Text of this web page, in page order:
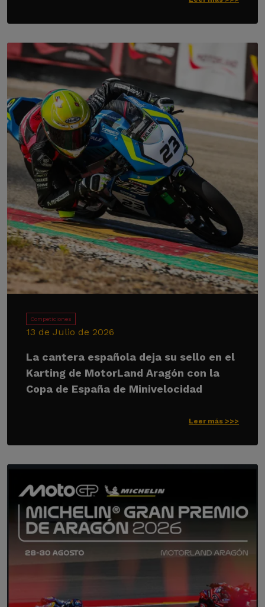
Competiciones
13 de Julio de 2026
La cantera española deja su sello en el
Karting de MotorLand Aragón con la
Copa de España de Minivelocidad
Leer más >>>